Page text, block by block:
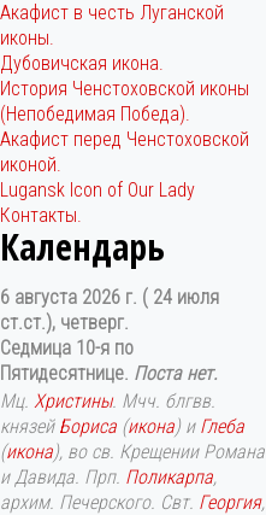
Акафист в честь Луганской
иконы.
Дубовичская икона.
История Ченстоховской иконы
(Непобедимая Победа).
Акафист перед Ченстоховской
иконой.
Lugansk Icon of Our Lady
Контакты.
Календарь
6 августа 2026 г. ( 24 июля
ст.ст.), четверг.
Седмица 10-я по
Пятидесятнице. Поста нет.
Мц. Христины. Мчч. блгвв.
князей Бориса (икона) и Глеба
(икона), во св. Крещении Романа
и Давида. Прп. Поликарпа,
архим. Печерского. Свт. Георгия,